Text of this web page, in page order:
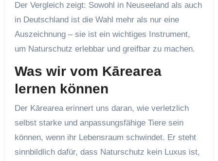
Der Vergleich zeigt: Sowohl in Neuseeland als auch
in Deutschland ist die Wahl mehr als nur eine
Auszeichnung – sie ist ein wichtiges Instrument,
um Naturschutz erlebbar und greifbar zu machen.
Was wir vom Kārearea
lernen können
Der Kārearea erinnert uns daran, wie verletzlich
selbst starke und anpassungsfähige Tiere sein
können, wenn ihr Lebensraum schwindet. Er steht
sinnbildlich dafür, dass Naturschutz kein Luxus ist,